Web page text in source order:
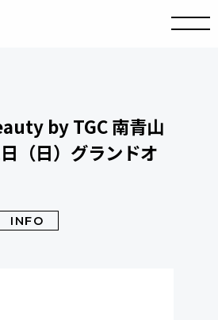
by TGC 南青山
（日）グランドオ
INFO